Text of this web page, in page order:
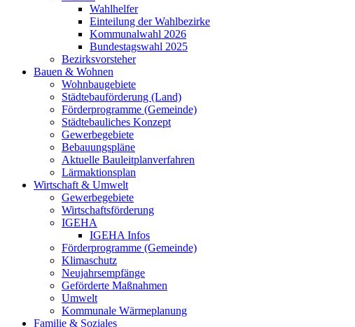
Wahlhelfer
Einteilung der Wahlbezirke
Kommunalwahl 2026
Bundestagswahl 2025
Bezirksvorsteher
Bauen & Wohnen
Wohnbaugebiete
Städtebauförderung (Land)
Förderprogramme (Gemeinde)
Städtebauliches Konzept
Gewerbegebiete
Bebauungspläne
Aktuelle Bauleitplanverfahren
Lärmaktionsplan
Wirtschaft & Umwelt
Gewerbegebiete
Wirtschaftsförderung
IGEHA
IGEHA Infos
Förderprogramme (Gemeinde)
Klimaschutz
Neujahrsempfänge
Geförderte Maßnahmen
Umwelt
Kommunale Wärmeplanung
Familie & Soziales